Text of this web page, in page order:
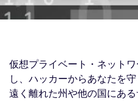
仮想プライベート・ネット
し、ハッカーからあなたを
遠く離れた州や他の国にあ